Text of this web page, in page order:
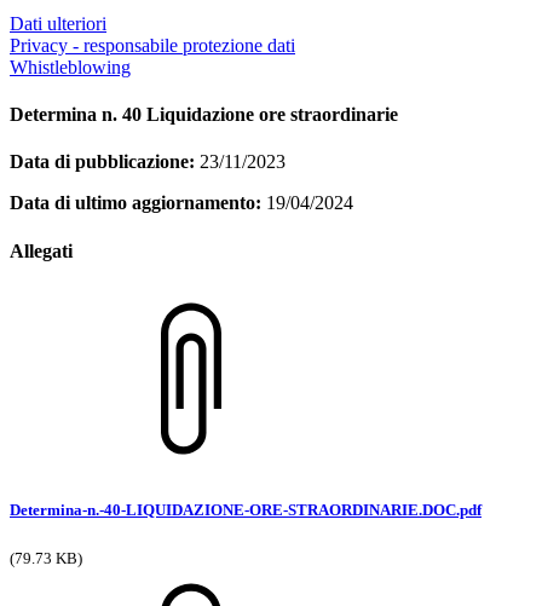
Dati ulteriori
Privacy - responsabile protezione dati
Whistleblowing
Determina n. 40 Liquidazione ore straordinarie
Data di pubblicazione: 23/11/2023
Data di ultimo aggiornamento: 19/04/2024
Allegati
Determina-n.-40-LIQUIDAZIONE-ORE-STRAORDINARIE.DOC.pdf
(79.73 KB)